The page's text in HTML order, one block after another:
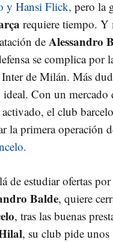
y Hansi Flick, pero la
requiere tiempo. Y
de Alessandro
se complica por
de Milán. Más
ideal. Con un mercado
el club
la primera operación
de estudiar ofertas por
Balde, quiere
, tras las buenas
, su club pide